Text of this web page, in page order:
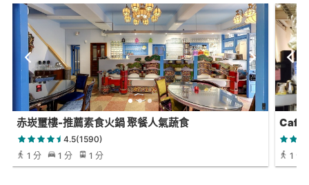
赤崁璽樓-推薦素食火鍋 聚餐人氣蔬食
4.5(1590)
1 分
1 分 1 分
Cafe
1 分